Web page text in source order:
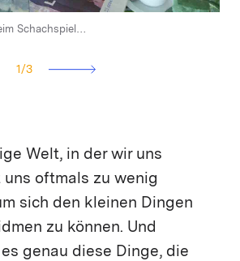
Schachspiel…
freiwillige Mitarbeit 044 414 61 39
1 /3
Welt, in der wir uns
uns oftmals zu wenig
sich den kleinen Dingen
zu können. Und
genau diese Dinge, die